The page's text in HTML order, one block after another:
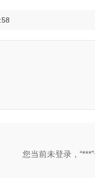
您当前未登录，